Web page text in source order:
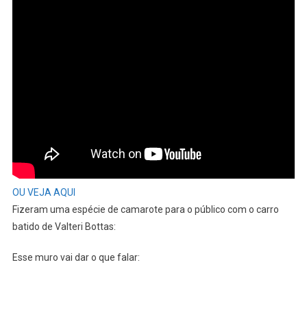
OU VEJA AQUI
Fizeram uma espécie de camarote para o público com o carro
batido de Valteri Bottas:
Esse muro vai dar o que falar: